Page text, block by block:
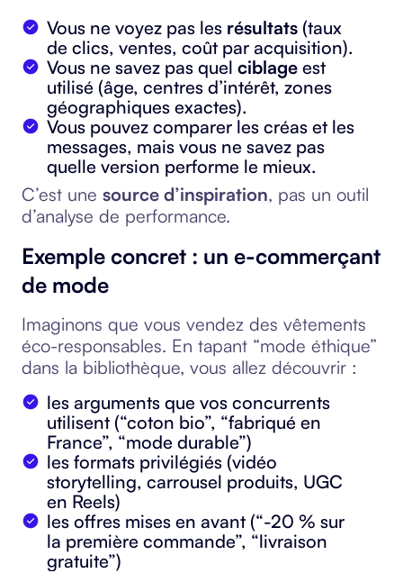
Vous ne voyez pas les résultats (taux
de clics, ventes, coût par acquisition).
Vous ne savez pas quel ciblage est
utilisé (âge, centres d’intérêt, zones
géographiques exactes).
Vous pouvez comparer les créas et les
messages, mais vous ne savez pas
quelle version performe le mieux.
C’est une source d’inspiration, pas un outil
d’analyse de performance.
Exemple concret : un e-commerçant
de mode
Imaginons que vous vendez des vêtements
éco-responsables. En tapant “mode éthique”
dans la bibliothèque, vous allez découvrir :
les arguments que vos concurrents
utilisent (“coton bio”, “fabriqué en
France”, “mode durable”)
les formats privilégiés (vidéo
storytelling, carrousel produits, UGC
en Reels)
les offres mises en avant (“-20 % sur
la première commande”, “livraison
gratuite”)